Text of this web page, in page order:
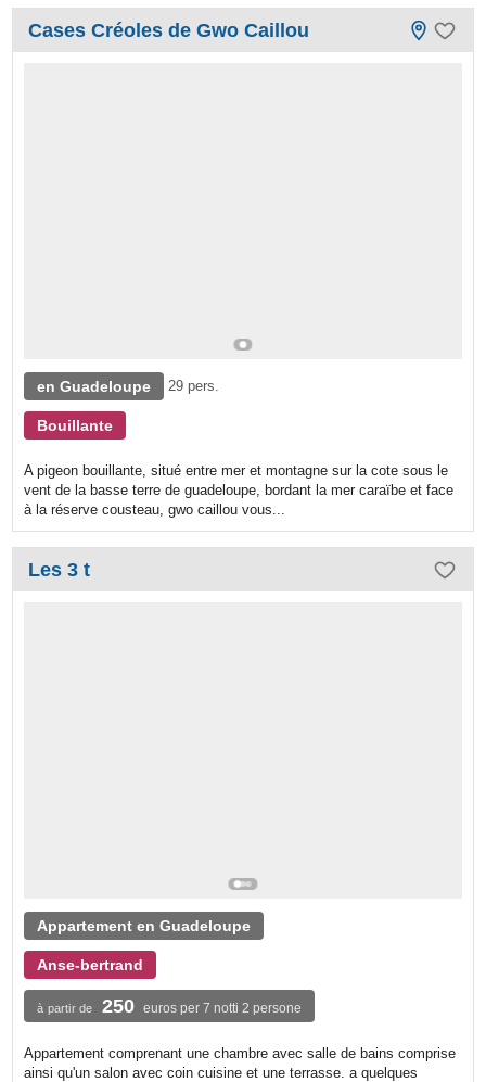
Cases Créoles de Gwo Caillou
en Guadeloupe 29 pers.
Bouillante
A pigeon bouillante, situé entre mer et montagne sur la cote sous le
vent de la basse terre de guadeloupe, bordant la mer caraïbe et face
à la réserve cousteau, gwo caillou vous...
Les 3 t
Appartement en Guadeloupe
Anse-bertrand
à partir de 250 euros per 7 notti 2 persone
Appartement comprenant une chambre avec salle de bains comprise
ainsi qu'un salon avec coin cuisine et une terrasse. a quelques